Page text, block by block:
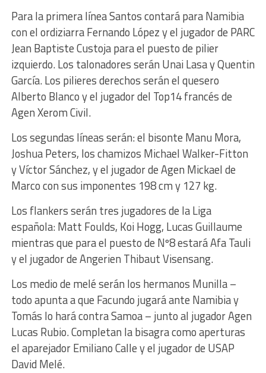
Para la primera línea Santos contará para Namibia
con el ordiziarra Fernando López y el jugador de PARC
Jean Baptiste Custoja para el puesto de pilier
izquierdo. Los talonadores serán Unai Lasa y Quentin
García. Los pilieres derechos serán el quesero
Alberto Blanco y el jugador del Top14 francés de
Agen Xerom Civil.
Los segundas líneas serán: el bisonte Manu Mora,
Joshua Peters, los chamizos Michael Walker-Fitton
y Víctor Sánchez, y el jugador de Agen Mickael de
Marco con sus imponentes 198 cm y 127 kg.
Los flankers serán tres jugadores de la Liga
española: Matt Foulds, Koi Hogg, Lucas Guillaume
mientras que para el puesto de Nº8 estará Afa Tauli
y el jugador de Angerien Thibaut Visensang.
Los medio de melé serán los hermanos Munilla –
todo apunta a que Facundo jugará ante Namibia y
Tomás lo hará contra Samoa – junto al jugador Agen
Lucas Rubio. Completan la bisagra como aperturas
el aparejador Emiliano Calle y el jugador de USAP
David Melé.